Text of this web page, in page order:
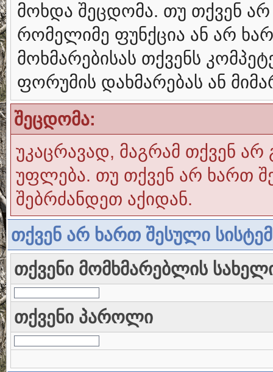
მოხდა შეცდომა. თუ თქვენ
რომელიმე ფუნქცია ან არ
მოხმარებისას თქვენს
ფორუმის დახმარებას ან
შეცდომა:
უკაცრავად, მაგრამ თქვენ არ
უფლება. თუ თქვენ არ ხართ
შებრძანდეთ აქიდან.
თქვენ არ ხართ შესული
თქვენი მომხმარებლის
თქვენი პაროლი